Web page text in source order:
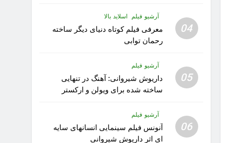
04
آرشیو فیلم اسلاید بالا
معرفی فیلم کوتاه دنیای دیگر ساخته
رحمان توابی
05
آرشیو فیلم
داریوش شیروانی: آهنگ در تنهایی
ساخته شده برای ویولن و ارکستر
06
آرشیو فیلم
آنونس فیلم سینمایی انسانهای سایه
ای اثر داریوش شیروانی